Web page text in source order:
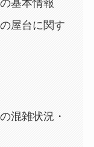
基本情報
屋台に関す
混雑状況・